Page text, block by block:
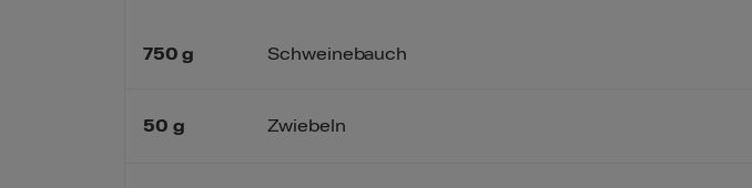
750 g
50 g
Schweinebauch
Zwiebeln